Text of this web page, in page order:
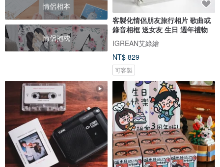
情侶相本
情侶抱枕
客製化情侶朋友旅行相片 歌曲或
錄音相框 送女友 生日 週年禮物
IGREAN艾綠繪
NT$ 829
可客製